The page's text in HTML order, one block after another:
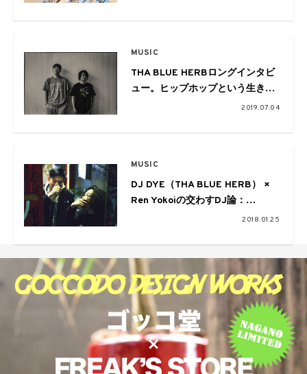
MUSIC
THA BLUE HERBロングインタビ
ュー。ヒップホップという生き
様、リアルであり続けること2019.07.04
MUSIC
DJ DYE（THA BLUE HERB） ×
Ren Yokoiの交わすDJ論：
2018.01.25